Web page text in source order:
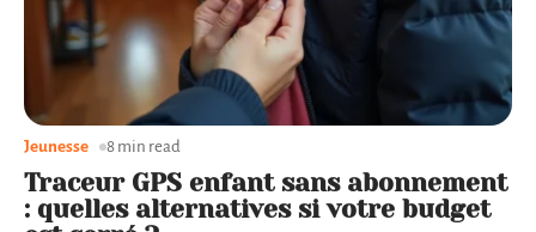
Traceur GPS enfant sans abonnement
: quelles alternatives si votre budget
Jeunesse 8 min read